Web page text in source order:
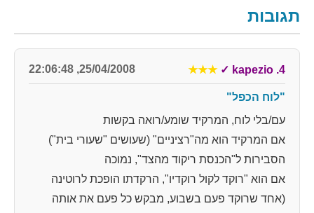
תגובות
4. kapezio
✓
★★★
25/04/2008, 22:06:48
"לוח הכפל"
עם/בלי לוח, המרקיד שומע/רואה בקשות
אם המרקיד הוא מה"רציניים" (שעושים "שעורי בית")
הסבירות ל"הכנסת ריקוד מהצד", נמוכה
אם הוא "רוקד לקול רוקדיו", הרקדתו הופכת לרוטינה
(אחד שרוקד פעם בשבוע, מבקש כל פעם את אותה